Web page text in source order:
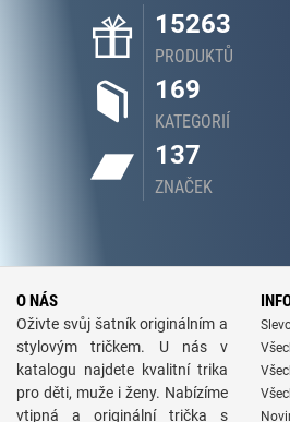
15263
PRODUKTŮ
169
KATEGORIÍ
137
ZNAČEK
O NÁS
Oživte svůj šatník originálním a
stylovým tričkem. U nás v
katalogu najdete kvalitní trika
pro děti, muže i ženy. Nabízíme
vtipná a originální trička s